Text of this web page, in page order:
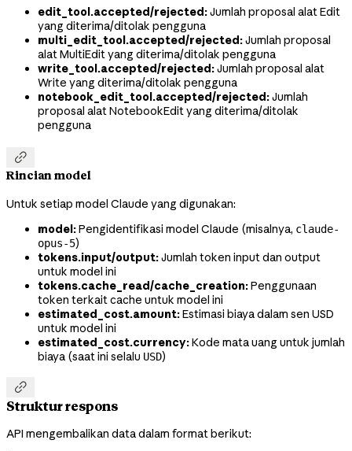
edit_tool.accepted/rejected:Jumlah proposal alat Edit
yang diterima/ditolak pengguna
multi_edit_tool.accepted/rejected:Jumlah proposal
alat MultiEdit yang diterima/ditolak pengguna
write_tool.accepted/rejected:Jumlah proposal alat
Write yang diterima/ditolak pengguna
notebook_edit_tool.accepted/rejected:Jumlah
proposal alat NotebookEdit yang diterima/ditolak
pengguna

Rincian model
Untuk setiap model Claude yang digunakan:
model:Pengidentifikasi model Claude (misalnya, claude-
opus-5)
tokens.input/output:Jumlah token input dan output
untuk model ini
tokens.cache_read/cache_creation:Penggunaan
token terkait cache untuk model ini
estimated_cost.amount:Estimasi biaya dalam sen USD
untuk model ini
estimated_cost.currency:Kode mata uang untuk jumlah
biaya (saat ini selalu USD)

Struktur respons
API mengembalikan data dalam format berikut: